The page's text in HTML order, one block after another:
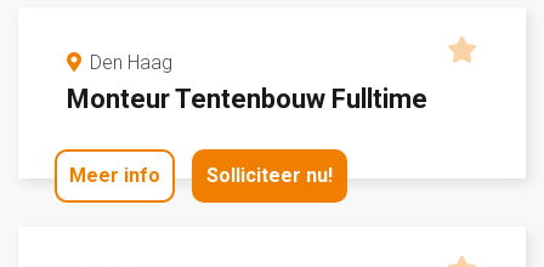
Den Haag
Monteur Tentenbouw Fulltime
Meer info Solliciteer nu!